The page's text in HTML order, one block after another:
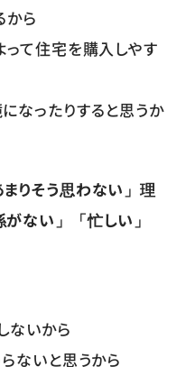
から
って住宅を購入しやす
なったりすると思うか
りそう思わない」理
ない」「忙しい」
ないから
ないと思うから